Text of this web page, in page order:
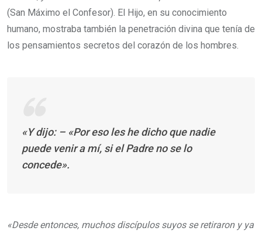
(San Máximo el Confesor). El Hijo, en su conocimiento
humano, mostraba también la penetración divina que tenía de
los pensamientos secretos del corazón de los hombres.
«Y dijo: – «Por eso les he dicho que nadie
puede venir a mí, si el Padre no se lo
concede».
«Desde entonces, muchos discípulos suyos se retiraron y ya